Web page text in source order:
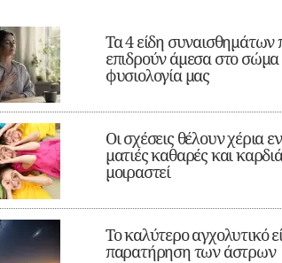
Τα 4 είδη συναισθημάτων
επιδρούν άμεσα στο σώμα
φυσιολογία μας
Οι σχέσεις θέλουν χέρια
ματιές καθαρές και
μοιραστεί
Το καλύτερο αγχολυτικό
παρατήρηση των άστρων